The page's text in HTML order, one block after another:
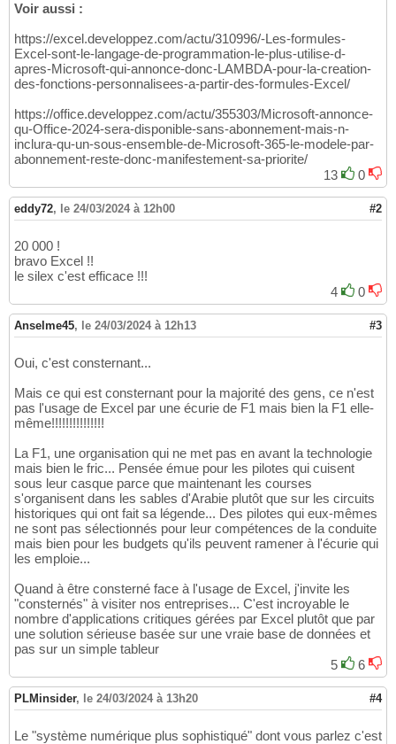
Voir aussi :
https://excel.developpez.com/actu/310996/-Les-formules-
Excel-sont-le-langage-de-programmation-le-plus-utilise-d-
apres-Microsoft-qui-annonce-donc-LAMBDA-pour-la-creation-
des-fonctions-personnalisees-a-partir-des-formules-Excel/
https://office.developpez.com/actu/355303/Microsoft-annonce-
qu-Office-2024-sera-disponible-sans-abonnement-mais-n-
inclura-qu-un-sous-ensemble-de-Microsoft-365-le-modele-par-
abonnement-reste-donc-manifestement-sa-priorite/
13
0
eddy72, le 24/03/2024 à 12h00 #2
20 000 !
bravo Excel !!
le silex c'est efficace !!!
4
0
Anselme45, le 24/03/2024 à 12h13 #3
Oui, c'est consternant...
Mais ce qui est consternant pour la majorité des gens, ce n'est
pas l'usage de Excel par une écurie de F1 mais bien la F1 elle-
même!!!!!!!!!!!!!!!
La F1, une organisation qui ne met pas en avant la technologie
mais bien le fric... Pensée émue pour les pilotes qui cuisent
sous leur casque parce que maintenant les courses
s'organisent dans les sables d'Arabie plutôt que sur les circuits
historiques qui ont fait sa légende... Des pilotes qui eux-mêmes
ne sont pas sélectionnés pour leur compétences de la conduite
mais bien pour les budgets qu'ils peuvent ramener à l'écurie qui
les emploie...
Quand à être consterné face à l'usage de Excel, j'invite les
"consternés" à visiter nos entreprises... C'est incroyable le
nombre d'applications critiques gérées par Excel plutôt que par
une solution sérieuse basée sur une vraie base de données et
pas sur un simple tableur
5
6
PLMinsider, le 24/03/2024 à 13h20 #4
Le "système numérique plus sophistiqué" dont vous parlez c'est